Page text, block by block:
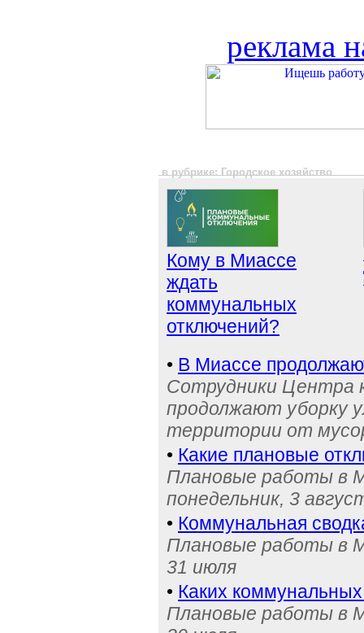
реклама
в рубрике: Городское хозяйство
Кому в Миассе
ждать
коммунальных
отключений?
• В Миассе
Сотрудники Центра
продолжают уборку
территории от
• Какие плановые
Плановые работы в
понедельник, 3
• Коммунальная
Плановые работы в
31 июля
• Каких
Плановые работы в